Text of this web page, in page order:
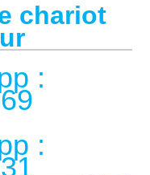
chariot
:
: